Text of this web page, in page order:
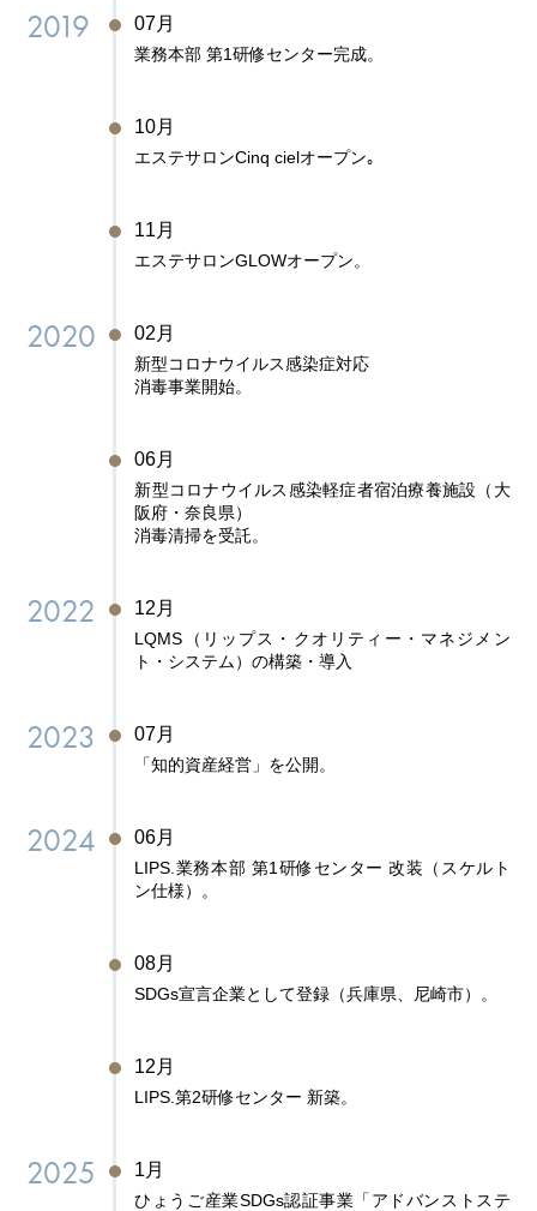
2019 07月
業務本部 第1研修センター完成。
10月
エステサロンCinq cielオープン｡
11月
エステサロンGLOWオープン。
2020 02月
新型コロナウイルス感染症対応
消毒事業開始。
06月
新型コロナウイルス感染軽症者宿泊療養施設（大
阪府・奈良県）
消毒清掃を受託。
2022 12月
LQMS（リップス・クオリティー・マネジメン
ト・システム）の構築・導入
2023 07月
「知的資産経営」を公開。
2024 06月
LIPS.業務本部 第1研修センター 改装（スケルト
ン仕様）。
08月
SDGs宣言企業として登録（兵庫県、尼崎市）。
12月
LIPS.第2研修センター 新築。
2025 1月
ひょうご産業SDGs認証事業「アドバンストステ